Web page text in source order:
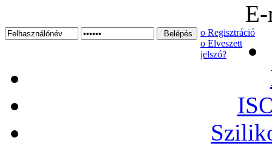
ο Regisztráció
ο Elveszett
jelszó?